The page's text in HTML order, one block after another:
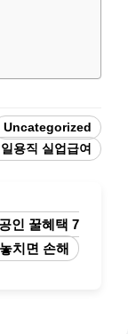
Uncategorized
용직 실업급여
인 꿀혜택 7
치면 손해